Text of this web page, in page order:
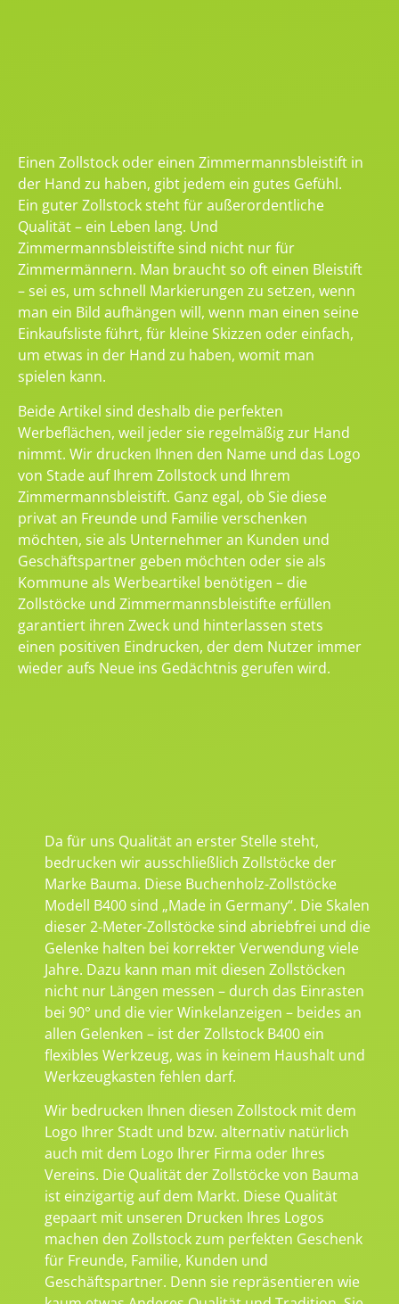
Einen Zollstock oder einen Zimmermannsbleistift in
der Hand zu haben, gibt jedem ein gutes Gefühl.
Ein guter Zollstock steht für außerordentliche
Qualität – ein Leben lang. Und
Zimmermannsbleistifte sind nicht nur für
Zimmermännern. Man braucht so oft einen Bleistift
– sei es, um schnell Markierungen zu setzen, wenn
man ein Bild aufhängen will, wenn man einen seine
Einkaufsliste führt, für kleine Skizzen oder einfach,
um etwas in der Hand zu haben, womit man
spielen kann.
Beide Artikel sind deshalb die perfekten
Werbeflächen, weil jeder sie regelmäßig zur Hand
nimmt. Wir drucken Ihnen den Name und das Logo
von Stade auf Ihrem Zollstock und Ihrem
Zimmermannsbleistift. Ganz egal, ob Sie diese
privat an Freunde und Familie verschenken
möchten, sie als Unternehmer an Kunden und
Geschäftspartner geben möchten oder sie als
Kommune als Werbeartikel benötigen – die
Zollstöcke und Zimmermannsbleistifte erfüllen
garantiert ihren Zweck und hinterlassen stets
einen positiven Eindrucken, der dem Nutzer immer
wieder aufs Neue ins Gedächtnis gerufen wird.
Da für uns Qualität an erster Stelle steht,
bedrucken wir ausschließlich Zollstöcke der
Marke Bauma. Diese Buchenholz-Zollstöcke
Modell B400 sind „Made in Germany“. Die Skalen
dieser 2-Meter-Zollstöcke sind abriebfrei und die
Gelenke halten bei korrekter Verwendung viele
Jahre. Dazu kann man mit diesen Zollstöcken
nicht nur Längen messen – durch das Einrasten
bei 90° und die vier Winkelanzeigen – beides an
allen Gelenken – ist der Zollstock B400 ein
flexibles Werkzeug, was in keinem Haushalt und
Werkzeugkasten fehlen darf.
Wir bedrucken Ihnen diesen Zollstock mit dem
Logo Ihrer Stadt und bzw. alternativ natürlich
auch mit dem Logo Ihrer Firma oder Ihres
Vereins. Die Qualität der Zollstöcke von Bauma
ist einzigartig auf dem Markt. Diese Qualität
gepaart mit unseren Drucken Ihres Logos
machen den Zollstock zum perfekten Geschenk
für Freunde, Familie, Kunden und
Geschäftspartner. Denn sie repräsentieren wie